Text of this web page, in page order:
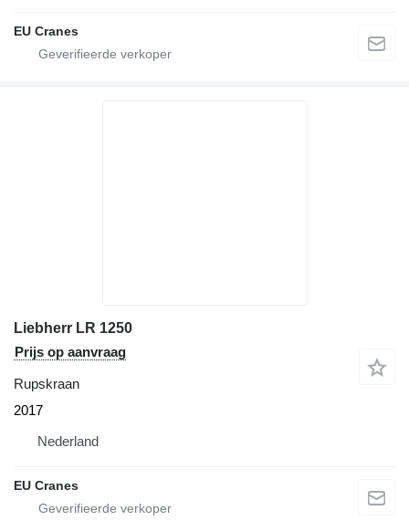
EU Cranes
Liebherr LR 1250
Prijs op aanvraag
Rupskraan
2017
Nederland
EU Cranes